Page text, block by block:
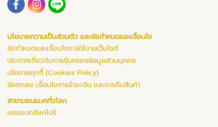
นโยบายความเป็นส่วนตัว และข้อกำหนดและเงื่อนไข
ข้อกำหนดและเงื่อนไขการใช้งานเว็บไซต์
ประกาศเกี่ยวกับการคุ้มครองข้อมูลส่วนบุคคล
นโยบายคุกกี้ (Cookies Policy)
ข้อตกลง เงื่อนไขการชำระเงิน และการคืนสินค้า
สาขาบอนแบคทั่วโลก
บอนแบคสิงคโปร์